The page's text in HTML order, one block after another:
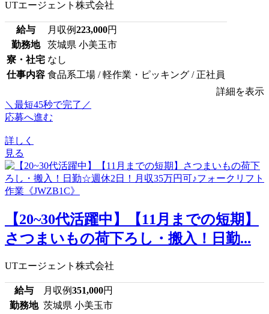
UTエージェント株式会社
給与 月収例223,000円
勤務地
茨城県 小美玉市
寮・社宅 なし
仕事内容 食品系工場 / 軽作業・ピッキング / 正社員
詳細を表示
＼最短45秒で完了／
応募へ進む
詳しく
見る
【20~30代活躍中】【11月までの短期】
さつまいもの荷下ろし・搬入！日勤...
UTエージェント株式会社
給与 月収例351,000円
勤務地 茨城県 小美玉市